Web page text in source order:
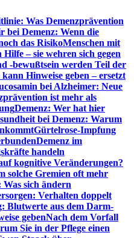
Was Demenzprävention
bei Demenz: Wenn die
das RisikoMenschen mit
– sie wehren sich gegen
-bewußtsein werden Teil der
Hinweise geben – ersetzt
bei Alzheimer: Neue
ist mehr als
Demenz: Wer hat hier
bei Demenz: Warum
Gürtelrose-Impfung
Demenz im
handeln
kognitive Veränderungen?
solche Gremien oft mehr
sich ändern
Verhalten doppelt
Blutwerte aus dem Darm-
gebenNach dem Vorfall
Sie in der Pflege einen